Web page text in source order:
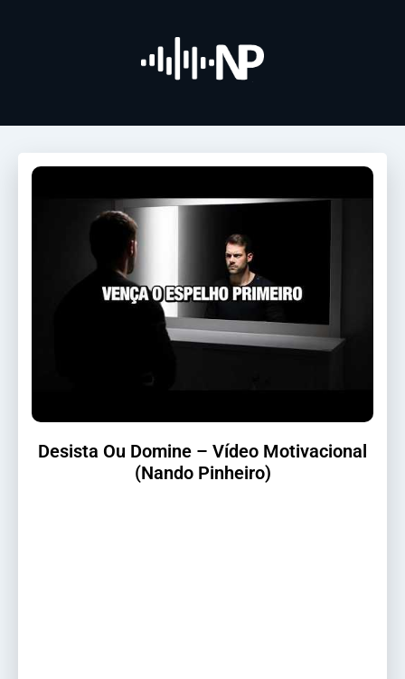
Desista Ou Domine – Vídeo Motivacional
(Nando Pinheiro)